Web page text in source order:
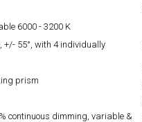
6000 - 3200 K
55°, with 4 individually
prism
continuous dimming, variable &